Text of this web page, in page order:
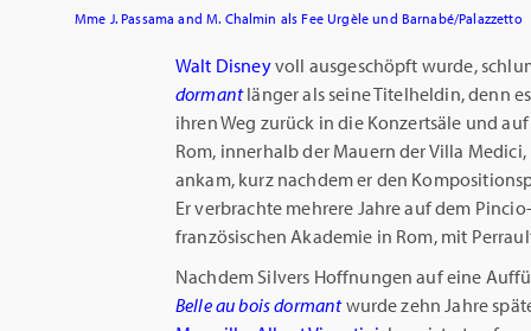
Mme J. Passama and M. Chalmin als Fee Urgèle und Barnabé/Palazzetto
Walt Disneyvoll ausgeschöpft wurde,
dormantlänger als seine Titelheldin, denn
ihren Weg zurück in die Konzertsäle und
Rom, innerhalb der Mauern der Villa
ankam, kurz nachdem er den
Er verbrachte mehrere Jahre auf dem
französischen Akademie in Rom, mit
Nachdem Silvers Hoffnungen auf eine
Belle au bois dormantwurde zehn Jahre